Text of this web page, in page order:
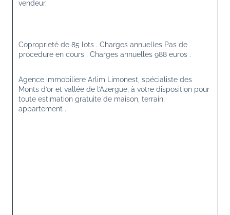
vendeur.
Coproprieté de 85 lots . Charges annuelles Pas de
procedure en cours . Charges annuelles 988 euros .
Agence immobiliere Arlim Limonest, spécialiste des
Monts d’or et vallée de l’Azergue, à votre disposition pour
toute estimation gratuite de maison, terrain,
appartement .